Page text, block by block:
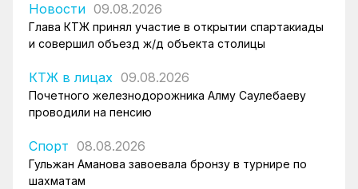
Новости 09.08.2026
Глава КТЖ принял участие в открытии спартакиады
и совершил объезд ж/д объекта столицы
КТЖ в лицах 09.08.2026
Почетного железнодорожника Алму Саулебаеву
проводили на пенсию
Спорт 08.08.2026
Гульжан Аманова завоевала бронзу в турнире по
шахматам